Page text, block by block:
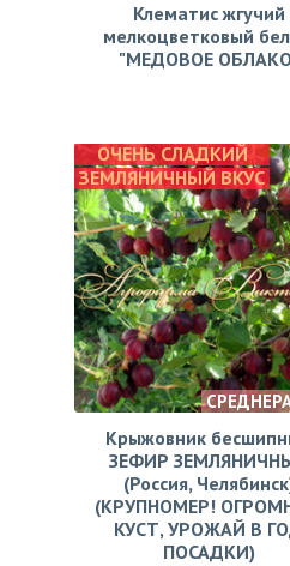
Клематис жгучий
мелкоцветковый
"МЕДОВОЕ
ОЧЕНЬ СЛАДКИЙ
ЗЕМЛЯНИЧНЫЙ ВКУС
Крыжовник
ЗЕФИР
(Россия,
(КРУПНОМЕР!
КУСТ, УРОЖАЙ В
ПОСАДКИ)